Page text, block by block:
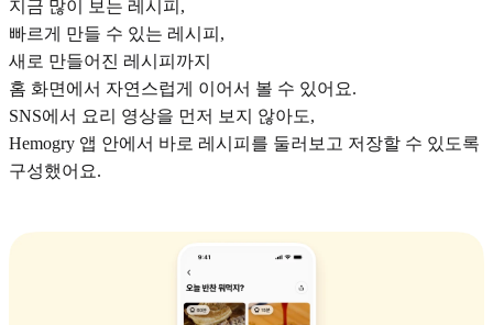
지금 많이 보는 레시피,
빠르게 만들 수 있는 레시피,
새로 만들어진 레시피까지
홈 화면에서 자연스럽게 이어서 볼 수 있어요.
SNS에서 요리 영상을 먼저 보지 않아도,
Hemogry 앱 안에서 바로 레시피를 둘러보고 저장할 수 있도록
구성했어요.